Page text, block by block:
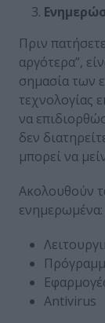
Πριν
αργότερα”,
σημασία των
τεχνολογίας
να
δεν
μπορεί να
Ακολουθούν
ενημερωμένα:
Antivirus